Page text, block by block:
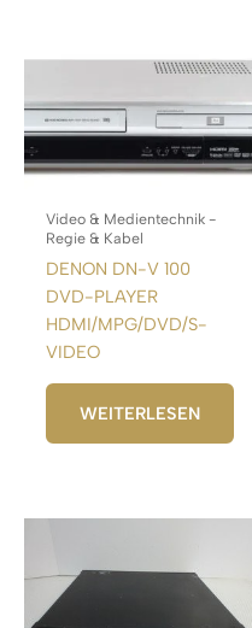
Video & Medientechnik -
Regie & Kabel
DENON DN-V 100
DVD-PLAYER
HDMI/MPG/DVD/S-
VIDEO
WEITERLESEN